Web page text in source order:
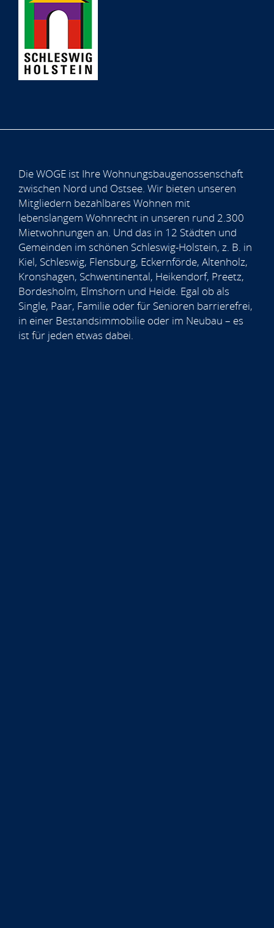
Die WOGE ist Ihre Wohnungsbaugenossenschaft
zwischen Nord und Ostsee. Wir bieten unseren
Mitgliedern bezahlbares Wohnen mit
lebenslangem Wohnrecht in unseren rund 2.300
Mietwohnungen an. Und das in 12 Städten und
Gemeinden im schönen Schleswig-Holstein, z. B. in
Kiel, Schleswig, Flensburg, Eckernförde, Altenholz,
Kronshagen, Schwentinental, Heikendorf, Preetz,
Bordesholm, Elmshorn und Heide. Egal ob als
Single, Paar, Familie oder für Senioren barrierefrei,
in einer Bestandsimmobilie oder im Neubau – es
ist für jeden etwas dabei.